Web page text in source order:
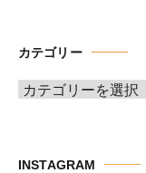
ブ
カテゴリー
カ
ー
INSTAGRAM